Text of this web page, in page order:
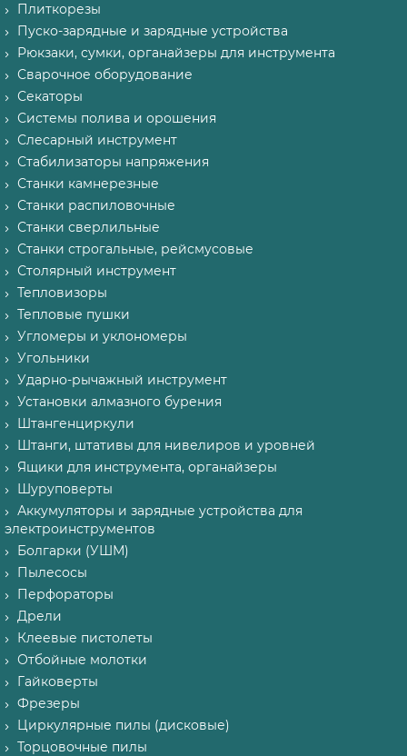
Плиткорезы
Пуско-зарядные и зарядные устройства
Рюкзаки, сумки, органайзеры для инструмента
Сварочное оборудование
Секаторы
Системы полива и орошения
Слесарный инструмент
Стабилизаторы напряжения
Станки камнерезные
Станки распиловочные
Станки сверлильные
Станки строгальные, рейсмусовые
Столярный инструмент
Тепловизоры
Тепловые пушки
Угломеры и уклономеры
Угольники
Ударно-рычажный инструмент
Установки алмазного бурения
Штангенциркули
Штанги, штативы для нивелиров и уровней
Ящики для инструмента, органайзеры
Шуруповерты
Аккумуляторы и зарядные устройства для
электроинструментов
Болгарки (УШМ)
Пылесосы
Перфораторы
Дрели
Клеевые пистолеты
Отбойные молотки
Гайковерты
Фрезеры
Циркулярные пилы (дисковые)
Торцовочные пилы